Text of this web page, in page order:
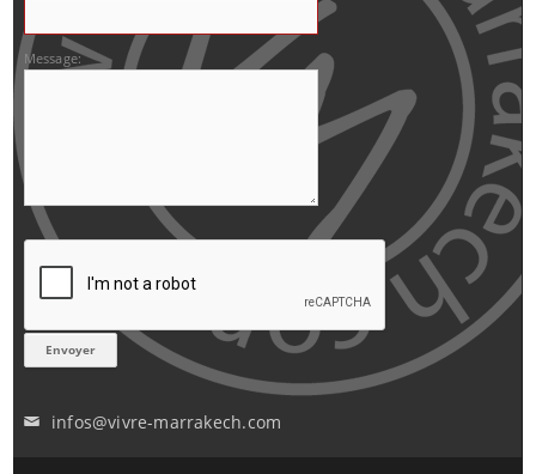
Message:
✉ infos@vivre-marrakech.com